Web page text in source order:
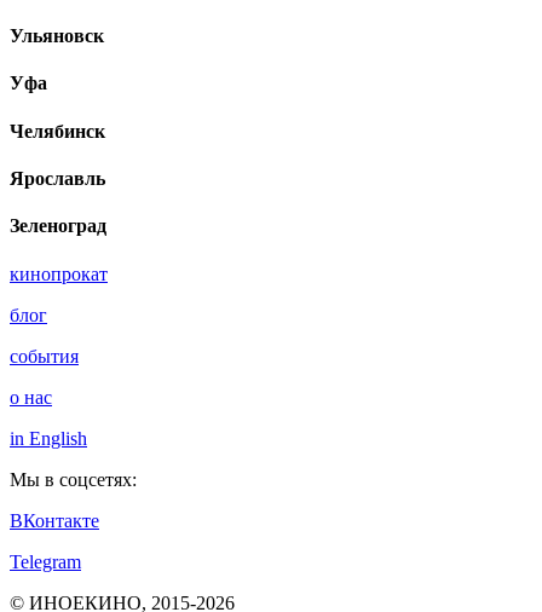
Ульяновск
Уфа
Челябинск
Ярославль
Зеленоград
кинопрокат
блог
события
о нас
in English
Мы в соцсетях:
ВКонтакте
Telegram
© ИНОЕКИНО, 2015-2026